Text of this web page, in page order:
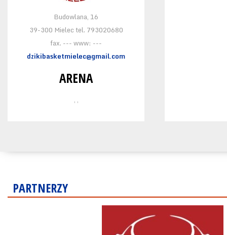
Budowlana, 16
39-300 Mielec tel. 793020680
fax. --- www: ---
dzikibasketmielec@gmail.com
ARENA
, ,
PARTNERZY